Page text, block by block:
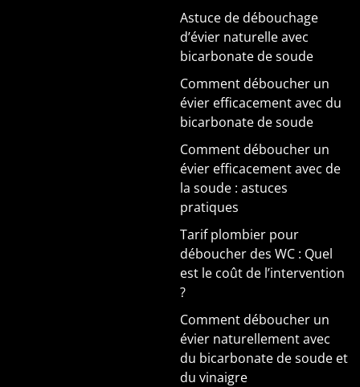
Astuce de débouchage
d’évier naturelle avec
bicarbonate de soude
Comment déboucher un
évier efficacement avec du
bicarbonate de soude
Comment déboucher un
évier efficacement avec de
la soude : astuces
pratiques
Tarif plombier pour
déboucher des WC : Quel
est le coût de l’intervention
?
Comment déboucher un
évier naturellement avec
du bicarbonate de soude et
du vinaigre